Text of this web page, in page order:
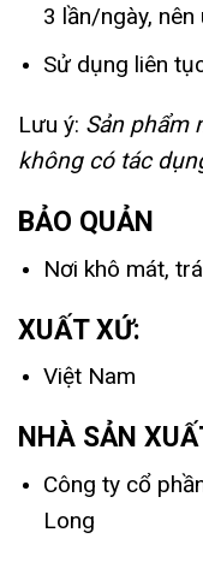
3 lần/ngày,
Sử dụng liên
Lưu ý: Sản phẩm
không có tác
BẢO QUẢN
Nơi khô mát,
XUẤT XỨ:
Việt Nam
NHÀ SẢN
Công ty cổ
Long